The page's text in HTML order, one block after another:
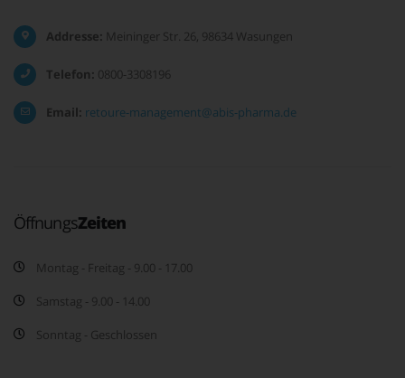
Addresse: Meininger Str. 26, 98634 Wasungen
Telefon: 0800-3308196
Email: retoure-management@abis-pharma.de
ÖffnungsZeiten
Montag - Freitag - 9.00 - 17.00
Samstag - 9.00 - 14.00
Sonntag - Geschlossen